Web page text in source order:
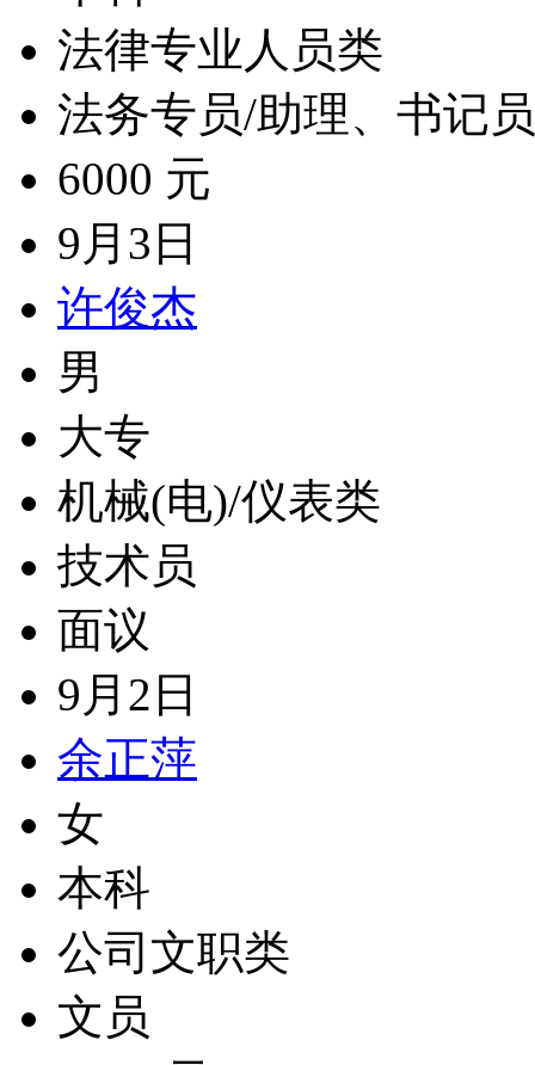
法律专业人员类
法务专员/助理、书记员
6000 元
9月3日
许俊杰
男
大专
机械(电)/仪表类
技术员
面议
9月2日
余正萍
女
本科
公司文职类
文员